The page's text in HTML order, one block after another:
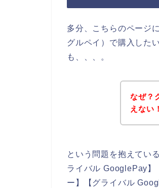
多分、こちらのページ
グルペイ）で購入した
も、、、。
なぜ？
えない
という問題を抱えてい
ライバル GooglePay
ー】【グライバル